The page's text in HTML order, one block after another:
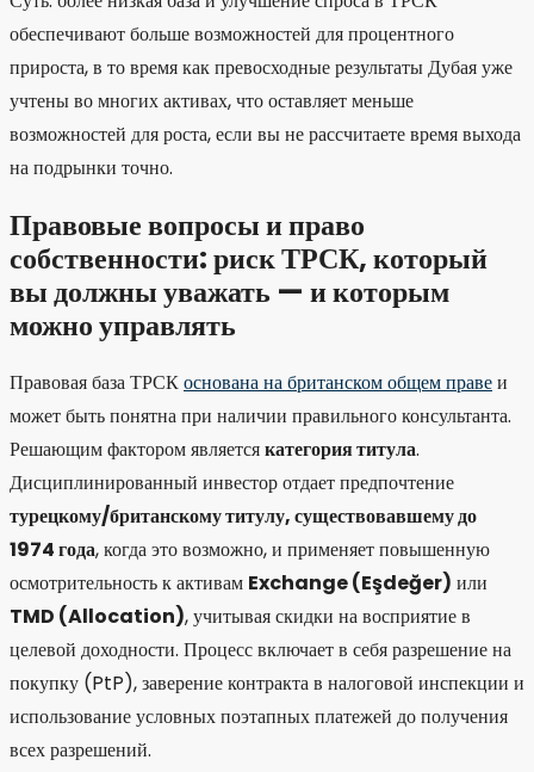
обеспечивают больше возможностей для процентного
прироста, в то время как превосходные результаты Дубая уже
учтены во многих активах, что оставляет меньше
возможностей для роста, если вы не рассчитаете время выхода
на подрынки точно.
Правовые вопросы и право
собственности: риск ТРСК, который
вы должны уважать — и которым
можно управлять
Правовая база ТРСКоснована на британском общем правеи
может быть понятна при наличии правильного консультанта.
Решающим фактором являетсякатегория титула.
Дисциплинированный инвестор отдает предпочтение
турецкому/британскому титулу, существовавшему до
1974 года, когда это возможно, и применяет повышенную
осмотрительность к активам Exchange (Eşdeğer) или
TMD (Allocation), учитывая скидки на восприятие в
целевой доходности. Процесс включает в себя разрешение на
покупку (PtP), заверение контракта в налоговой инспекции и
использование условных поэтапных платежей до получения
всех разрешений.